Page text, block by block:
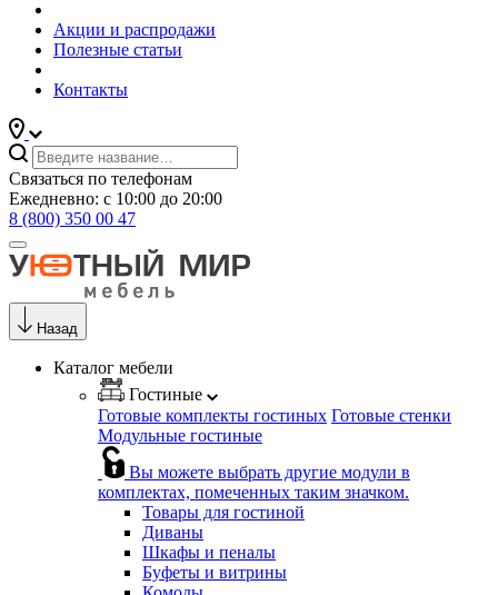
Акции и распродажи
Полезные статьи
Контакты
Связаться по телефонам
Ежедневно: с 10:00 до 20:00
8 (800) 350 00 47
Назад
Каталог мебели
Гостиные
Готовые комплекты гостиных Готовые стенки
Модульные гостиные
Вы можете выбрать другие модули в
комплектах, помеченных таким значком.
Товары для гостиной
Диваны
Шкафы и пеналы
Буфеты и витрины